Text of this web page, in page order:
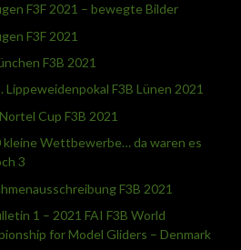
F3F 2021 – bewegte Bilder
F3F 2021
F3B 2021
Lippeweidenpokal F3B Lünen 2021
Cup F3B 2021
kleine Wettbewerbe… da waren es
3
F3B 2021
1 – 2021 FAI F3B World
for Model Gliders – Denmark